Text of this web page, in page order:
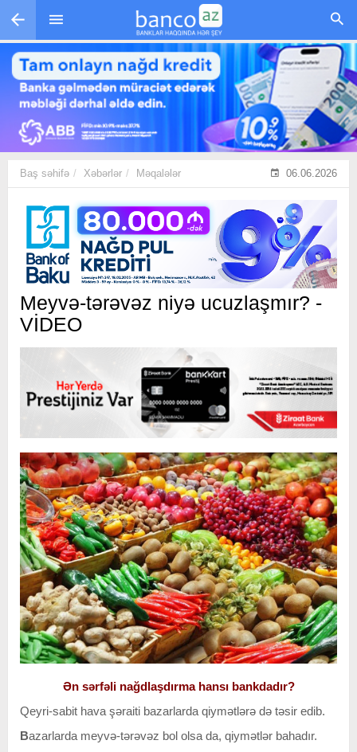
Skip to main content
Baş səhifə Xəbərlər Məqalələr 06.06.2026
Meyvə-tərəvəz niyə ucuzlaşmır? -
VİDEO
Ən sərfəli nağdlaşdırma hansı bankdadır?
Qeyri-sabit hava şəraiti bazarlarda qiymətlərə də təsir edib.
Bazarlarda meyvə-tərəvəz bol olsa da, qiymətlər bahadır.